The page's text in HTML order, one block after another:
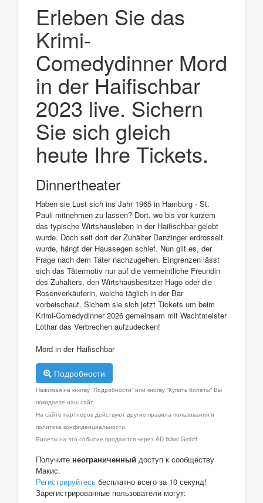
Erleben Sie das
Krimi-
Comedydinner Mord
in der Haifischbar
2023 live. Sichern
Sie sich gleich
heute Ihre Tickets.
Dinnertheater
Haben sie Lust sich ins Jahr 1965 in Hamburg - St.
Pauli mitnehmen zu lassen? Dort, wo bis vor kurzem
das typische Wirtshausleben in der Haifischbar gelebt
wurde. Doch seit dort der Zuhälter Danzinger erdrosselt
wurde, hängt der Haussegen schief. Nun gilt es, der
Frage nach dem Täter nachzugehen. Eingrenzen lässt
sich das Tätermotiv nur auf die vermeintliche Freundin
des Zuhälters, den Wirtshausbesitzer Hugo oder die
Rosenverkäuferin, welche täglich in der Bar
vorbeischaut. Sichern sie sich jetzt Tickets um beim
Krimi-Comedydinner 2026 gemeinsam mit Wachtmeister
Lothar das Verbrechen aufzudecken!
Mord in der Haifischbar
Подробности
Нажимая на кнопку "Подробности" или кнопку "Купить билеты" Вы
покидаете наш сайт.
На сайте партнеров действуют другие правила пользования и
политика конфиденциальности.
Билеты на это событие продаются через AD ticket GmbH.
Получите неограниченный доступ к сообществу
Макис.
Регистрируйтесь бесплатно всего за 10 секунд!
Зарегистрированные пользователи могут: